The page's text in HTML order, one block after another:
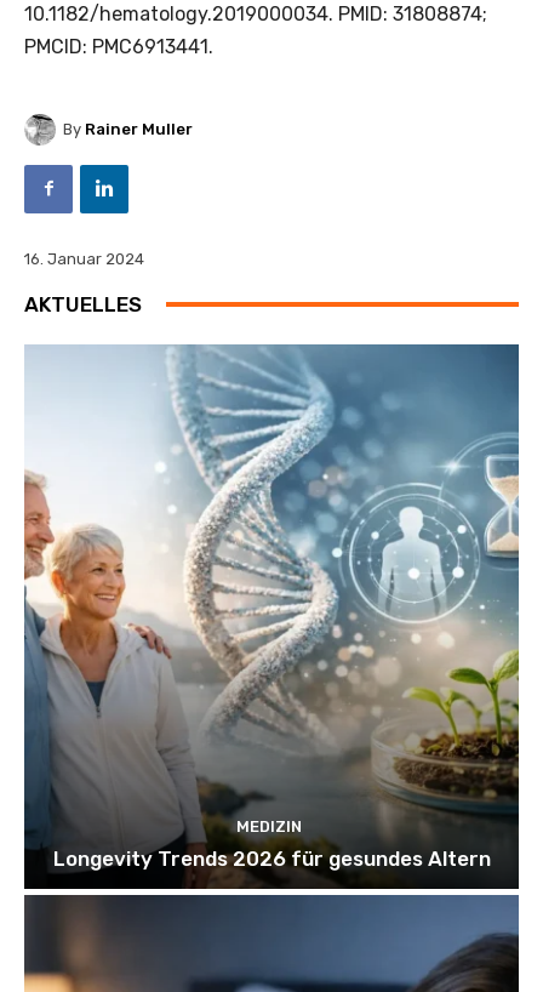
10.1182/hematology.2019000034. PMID: 31808874;
PMCID: PMC6913441.
By Rainer Muller
16. Januar 2024
AKTUELLES
MEDIZIN
Longevity Trends 2026 für gesundes Altern